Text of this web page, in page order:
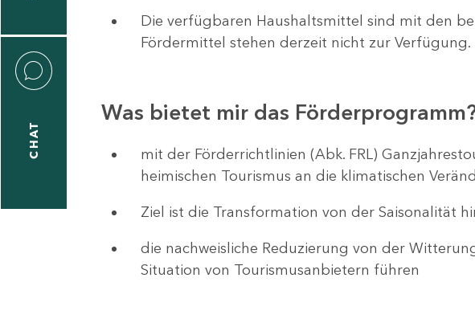
CHAT
Die verfügbaren Haushaltsmittel sind mit den
Fördermittel stehen derzeit nicht zur Verfügung.
Was bietet mir das
mit der Förderrichtlinien (Abk. FRL)
heimischen Tourismus an die klimatischen
Ziel ist die Transformation von der Saisonalität
die nachweisliche Reduzierung von der
Situation von Tourismusanbietern führen